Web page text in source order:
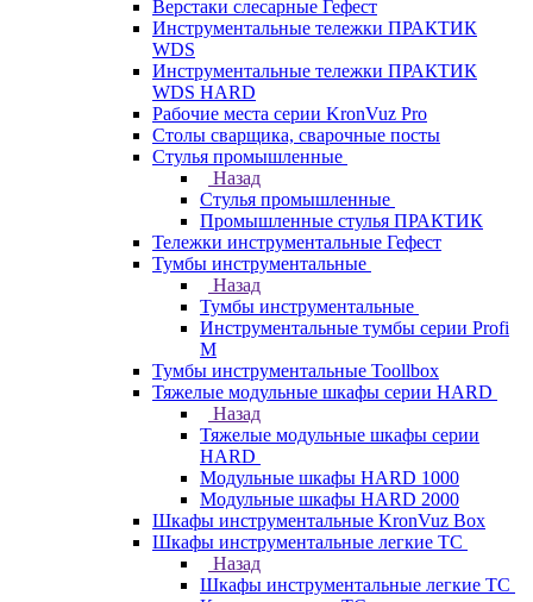
Верстаки слесарные Гефест
Инструментальные тележки ПРАКТИК
WDS
Инструментальные тележки ПРАКТИК
WDS HARD
Рабочие места серии KronVuz Pro
Столы сварщика, сварочные посты
Стулья промышленные
Назад
Стулья промышленные
Промышленные стулья ПРАКТИК
Тележки инструментальные Гефест
Тумбы инструментальные
Назад
Тумбы инструментальные
Инструментальные тумбы серии Profi
M
Тумбы инструментальные Toollbox
Тяжелые модульные шкафы серии HARD
Назад
Тяжелые модульные шкафы серии
HARD
Модульные шкафы HARD 1000
Модульные шкафы HARD 2000
Шкафы инструментальные KronVuz Box
Шкафы инструментальные легкие ТС
Назад
Шкафы инструментальные легкие ТС